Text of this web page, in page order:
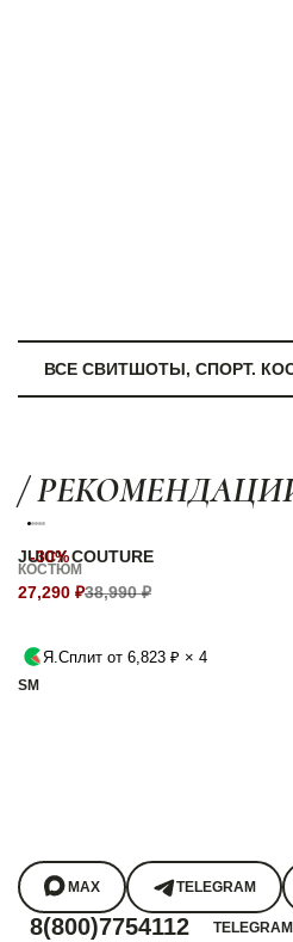
ВСЕ СВИТШОТЫ, СПОРТ.
/
-30%
JUICY COUTURE
КОСТЮМ
27,290 ₽38,990 ₽
Я.Сплит от 6,823 ₽ × 4
SM
MAX TELEGRAM
8(800)7754112